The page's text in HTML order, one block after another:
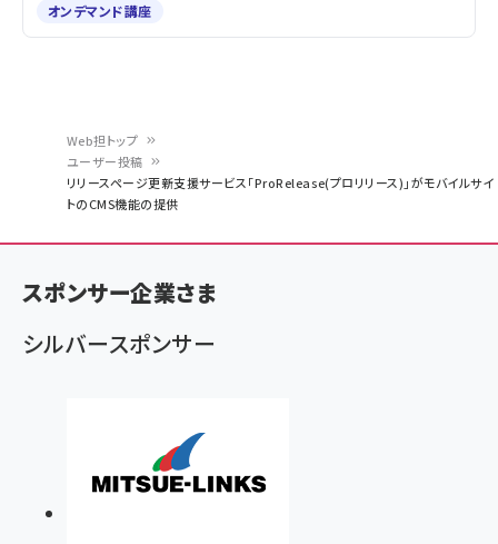
く
ず
Web担トップ
ユーザー投稿
リリースページ更新支援サービス「ProRelease(プロリリース)」がモバイルサイ
トのCMS機能の提供
オンデマンド講座
スポンサー企業さま
シルバースポンサー